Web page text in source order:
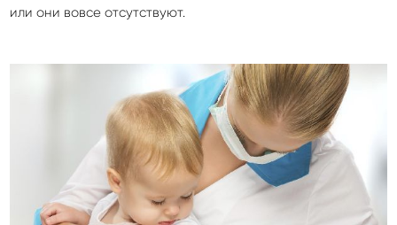
или они вовсе отсутствуют.